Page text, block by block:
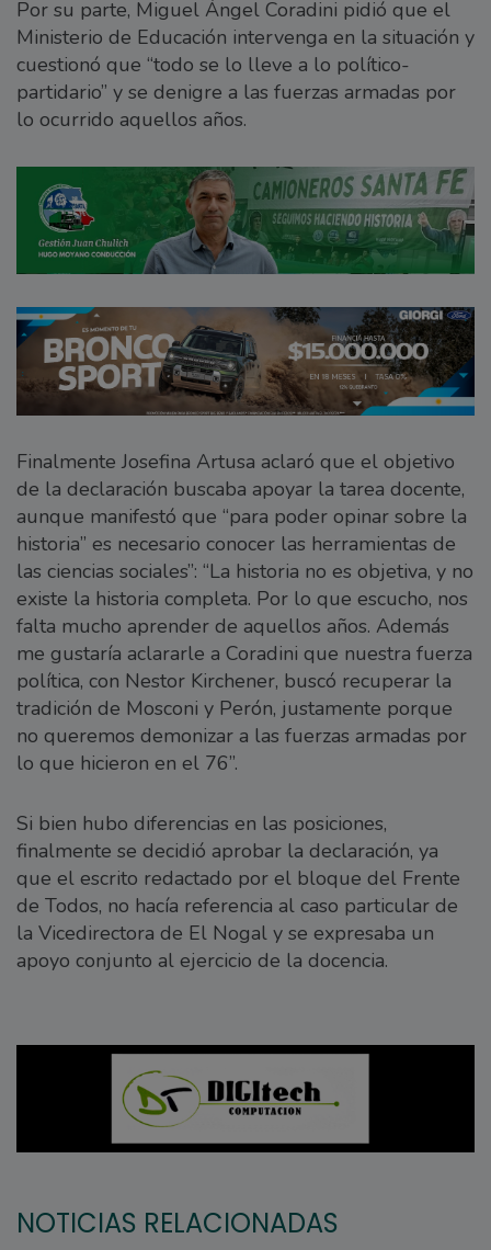
Por su parte, Miguel Ángel Coradini pidió que el
Ministerio de Educación intervenga en la situación y
cuestionó que “todo se lo lleve a lo político-
partidario” y se denigre a las fuerzas armadas por
lo ocurrido aquellos años.
Finalmente Josefina Artusa aclaró que el objetivo
de la declaración buscaba apoyar la tarea docente,
aunque manifestó que “para poder opinar sobre la
historia” es necesario conocer las herramientas de
las ciencias sociales”: “La historia no es objetiva, y no
existe la historia completa. Por lo que escucho, nos
falta mucho aprender de aquellos años. Además
me gustaría aclararle a Coradini que nuestra fuerza
política, con Nestor Kirchener, buscó recuperar la
tradición de Mosconi y Perón, justamente porque
no queremos demonizar a las fuerzas armadas por
lo que hicieron en el 76”.
Si bien hubo diferencias en las posiciones,
finalmente se decidió aprobar la declaración, ya
que el escrito redactado por el bloque del Frente
de Todos, no hacía referencia al caso particular de
la Vicedirectora de El Nogal y se expresaba un
apoyo conjunto al ejercicio de la docencia.
NOTICIAS RELACIONADAS